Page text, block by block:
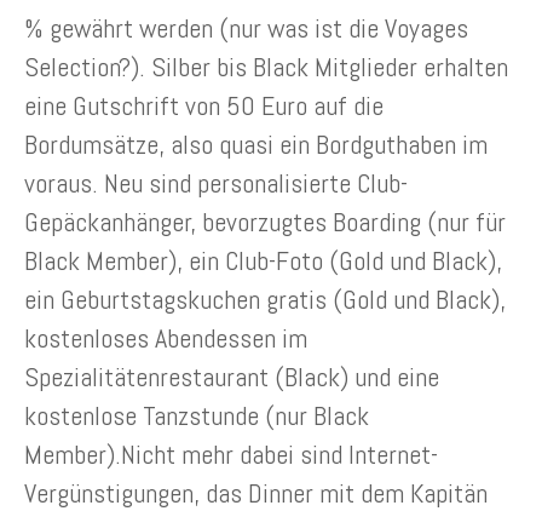
% gewährt werden (nur was ist die Voyages
Selection?). Silber bis Black Mitglieder erhalten
eine Gutschrift von 50 Euro auf die
Bordumsätze, also quasi ein Bordguthaben im
voraus. Neu sind personalisierte Club-
Gepäckanhänger, bevorzugtes Boarding (nur für
Black Member), ein Club-Foto (Gold und Black),
ein Geburtstagskuchen gratis (Gold und Black),
kostenloses Abendessen im
Spezialitätenrestaurant (Black) und eine
kostenlose Tanzstunde (nur Black
Member).Nicht mehr dabei sind Internet-
Vergünstigungen, das Dinner mit dem Kapitän